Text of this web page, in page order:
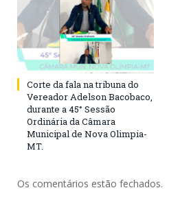
Corte da fala na tribuna do
Vereador Adelson Bacobaco,
durante a 45° Sessão
Ordinária da Câmara
Municipal de Nova Olimpia-
MT.
Os comentários estão fechados.